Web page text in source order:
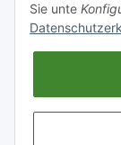
Gesetzliche
* Alle Preise inkl.
Sie unte